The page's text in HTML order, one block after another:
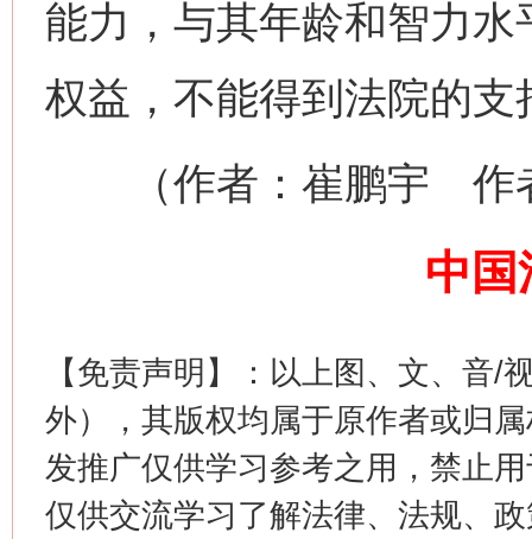
能力，与其年龄和智力
权益，不能得到法院的支
（作者：崔鹏宇 作者
中国
【免责声明】：以上图、文、音/
外），其版权均属于原作者或归
发推广仅供学习参考之用，禁止
仅供交流学习了解法律、法规、
这是一记警钟！ 谢